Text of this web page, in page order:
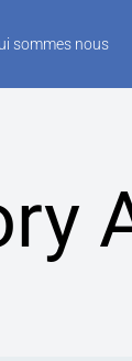
sommes nous